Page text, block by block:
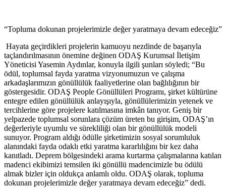
“Topluma dokunan projelerimizle değer yaratmaya devam edeceğiz”
Hayata geçirdikleri projelerin kamuoyu nezdinde de başarıyla
taçlandırılmasının önemine değinen ODAŞ Kurumsal İletişim
Yöneticisi Yasemin Aydınlar, konuyla ilgili şunları söyledi; “Bu
ödül, toplumsal fayda yaratma vizyonumuzun ve çalışma
arkadaşlarımızın gönüllülük faaliyetlerine olan bağlılığının bir
göstergesidir. ODAŞ People Gönüllüleri Programı, şirket kültürüne
entegre edilen gönüllülük anlayışıyla, gönüllülerimizin yetenek ve
tercihlerine göre projelere katılmasına imkân tanıyor. Geniş bir
yelpazede toplumsal sorunlara çözüm üreten bu girişim, ODAŞ’ın
değerleriyle uyumlu ve sürekliliği olan bir gönüllülük modeli
sunuyor. Program aldığı ödülle şirketimizin sosyal sorumluluk
alanındaki fayda odaklı etki yaratma kararlılığını bir kez daha
kanıtladı. Deprem bölgesindeki arama kurtarma çalışmalarına katılan
madenci ekibimizi temsilen iki gönüllü madencimizle bu ödülü
almak bizler için oldukça anlamlı oldu. ODAŞ olarak, topluma
dokunan projelerimizle değer yaratmaya devam edeceğiz” dedi.